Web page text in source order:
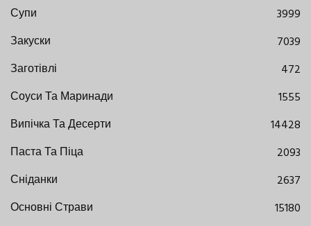
Супи
3999
Закуски
7039
Заготівлі
472
Соуси Та Маринади
1555
Випічка Та Десерти
14428
Паста Та Піца
2093
Сніданки
2637
Основні Страви
15180